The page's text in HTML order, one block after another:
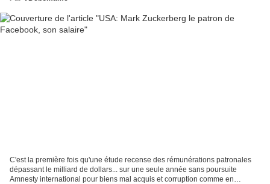
C'est la première fois qu'une étude recense des rémunérations patronales
dépassant le milliard de dollars... sur une seule année sans poursuite
Amnesty international pour biens mal acquis et corruption comme en